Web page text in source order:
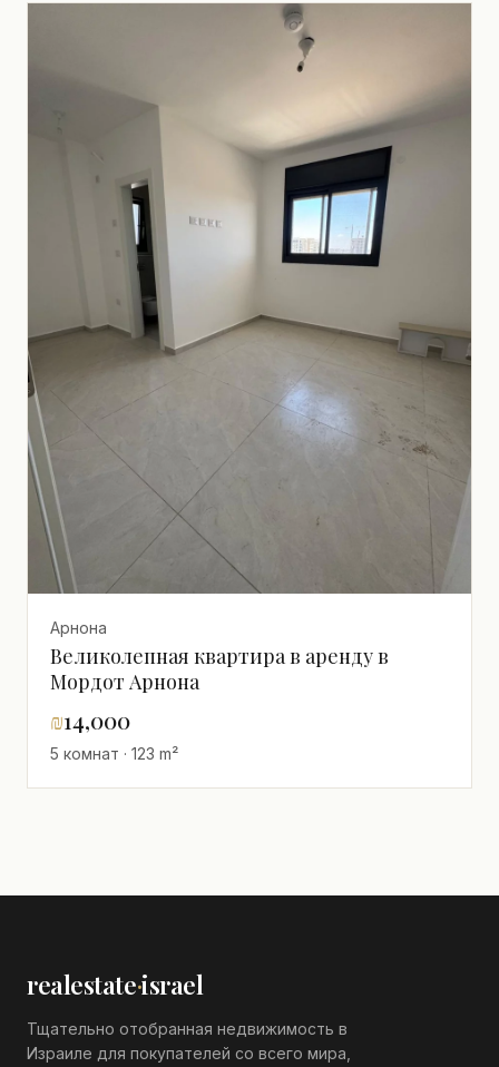
Арнона
Великолепная квартира в аренду в
Мордот Арнона
₪14,000
5 комнат · 123 m²
realestate·israel
Тщательно отобранная недвижимость в
Израиле для покупателей со всего мира,